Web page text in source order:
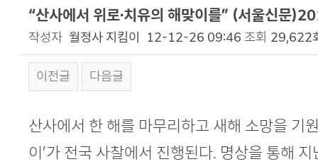
“산사에서 위로·치유의 해맞이를” (서울신문
작성자 월정사 지킴이 12-12-26 09:46 조회 29,622
이전글 다음글
본문
산사에서 한 해를 마무리하고 새해 소망을 기
이’가 전국 사찰에서 진행된다. 명상을 통해